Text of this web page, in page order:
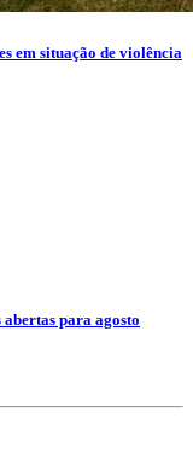
em situação de violência
para agosto